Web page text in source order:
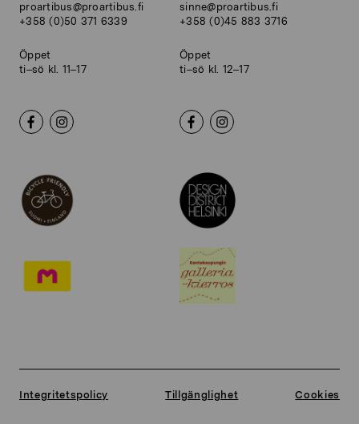
proartibus@proartibus.fi
+358 (0)50 371 6339
Öppet
ti–sö kl. 11–17
sinne@proartibus.fi
+358 (0)45 883 3716
Öppet
ti–sö kl. 12–17
Integritetspolicy Tillgänglighet Cookies